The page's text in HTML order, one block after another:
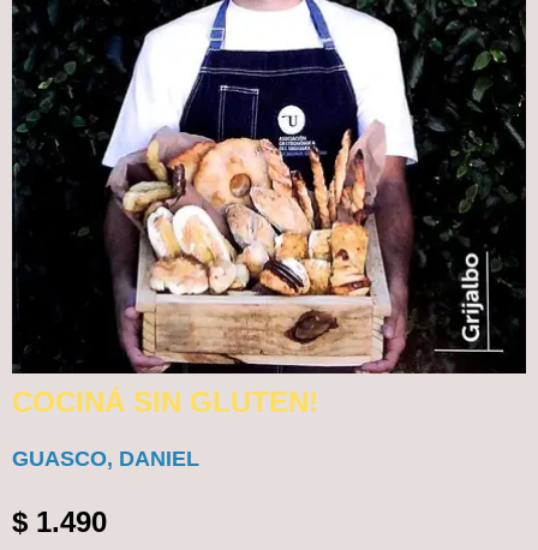
COCINÁ SIN GLUTEN!
GUASCO, DANIEL
$ 1.490